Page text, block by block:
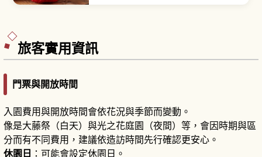
旅客實用資訊
門票與開放時間
入園費用與開放時間會依花況與季節而變動。
像是大藤祭（白天）與光之花庭園（夜間）等，會因時期與區
分而有不同費用，建議依造訪時間先行確認更安心。
休園日 ：可能會設定休園日。